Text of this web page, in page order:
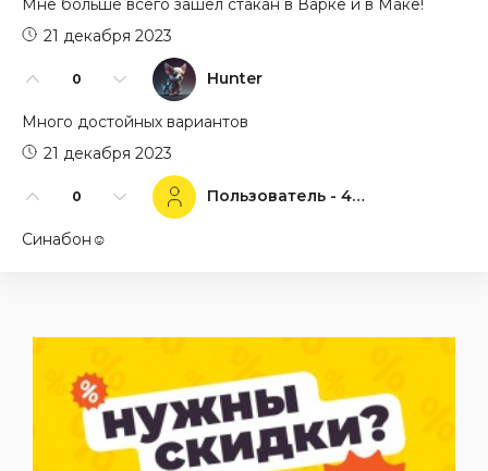
0 Hunter
21 декабря 2023
Много достойных вариантов
0 Пользователь - 44096
21 декабря 2023
Синабон☺️